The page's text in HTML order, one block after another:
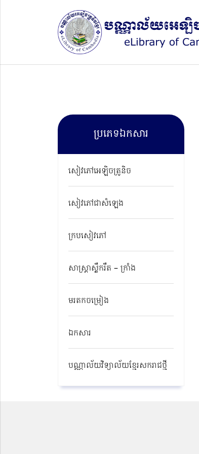
ប្រភេទឯកសារ
សៀវភៅអេឡិចត្រូនិច
សៀវភៅជាសំឡេង
ក្របសៀវភៅ
សាស្ត្រាស្លឹករឹត – ក្រាំង
មរតកចម្រៀង
ឯកសារ
បណ្ណាល័យវិទ្យាល័យខ្មែរសករាជថ្មី​